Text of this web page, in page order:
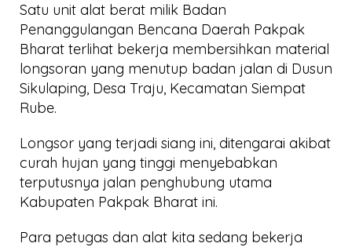
Satu unit alat berat milik Badan
Penanggulangan Bencana Daerah Pakpak
Bharat terlihat bekerja membersihkan material
longsoran yang menutup badan jalan di Dusun
Sikulaping, Desa Traju, Kecamatan Siempat
Rube.
Longsor yang terjadi siang ini, ditengarai akibat
curah hujan yang tinggi menyebabkan
terputusnya jalan penghubung utama
Kabupaten Pakpak Bharat ini.
Para petugas dan alat kita sedang bekerja